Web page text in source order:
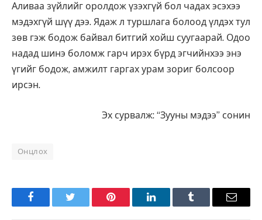
Аливаа зүйлийг оролдож үзэхгүй бол чадах эсэхээ
мэдэхгүй шүү дээ. Ядаж л туршлага болоод үлдэх тул
зөв гэж бодож байвал битгий хойш суугаарай. Одоо
надад шинэ боломж гарч ирэх бүрд эгчийнхээ энэ
үгийг бодож, амжилт гаргах урам зориг болсоор
ирсэн.
Эх сурвалж: “Зууны мэдээ” сонин
Онцлох
FacebookTwitter Pinterest LinkedInTumblr Имэйл